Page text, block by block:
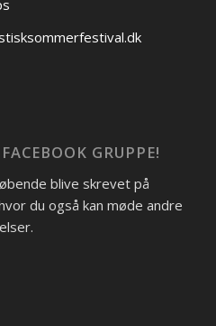
GRUPPE!
blive skrevet på
du også kan møde andre